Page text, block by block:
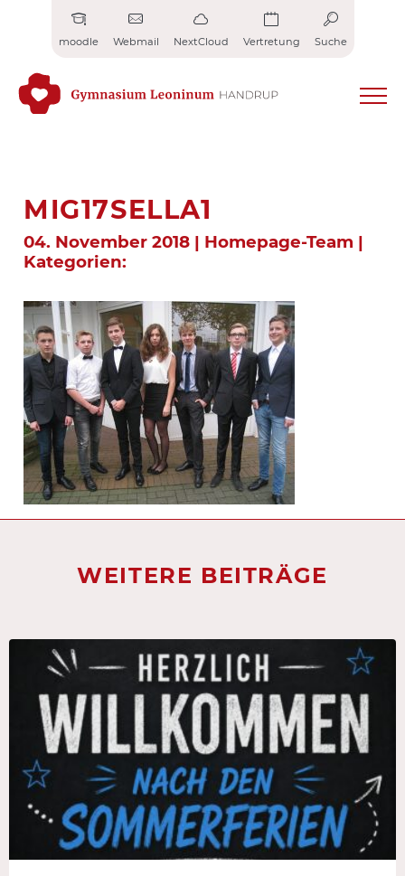
moodle Webmail NextCloud Vertretung Suche
MIG17SELLA1
04. November 2018 | Homepage-Team |
Kategorien:
WEITERE BEITRÄGE